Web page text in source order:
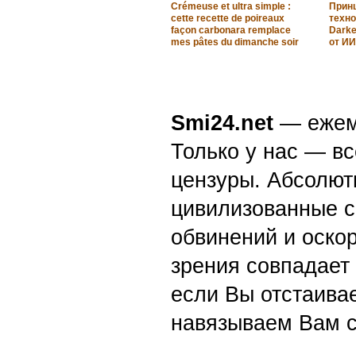
Crémeuse et ultra simple :
cette recette de poireaux
façon carbonara remplace
mes pâtes du dimanche soir
от
Smi24.net —
Только у нас —
цензуры.
цивилизованные
обвинений и
зрения
если Вы
навязываем Вам